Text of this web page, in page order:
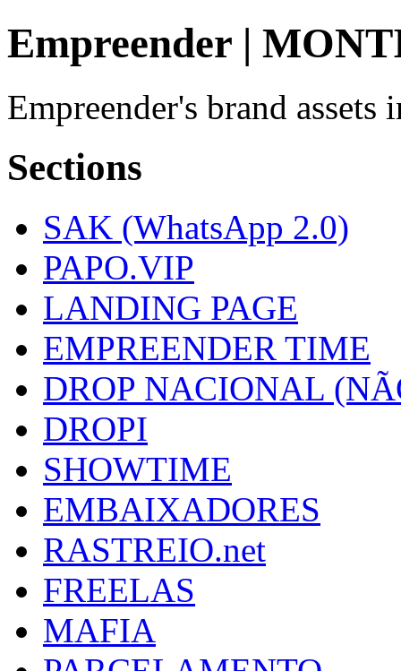
Empreender |
Empreender's brand
Sections
SAK (WhatsApp 2.0)
PAPO.VIP
LANDING PAGE
EMPREENDER TIME
DROP NACIONAL
DROPI
SHOWTIME
EMBAIXADORES
RASTREIO.net
FREELAS
MAFIA